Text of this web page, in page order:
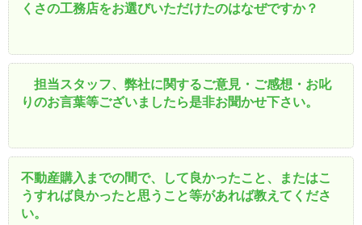
くさの工務店をお選びいただけたのはなぜですか？
担当スタッフ、弊社に関するご意見・ご感想・お叱
りのお言葉等ございましたら是非お聞かせ下さい。
不動産購入までの間で、して良かったこと、またはこ
うすれば良かったと思うこと等があれば教えてくださ
い。